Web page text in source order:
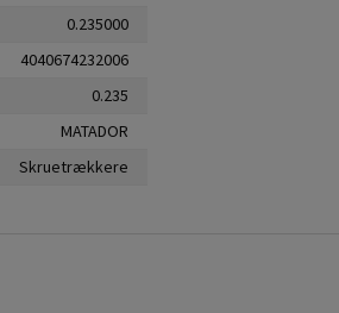
0.235000
4040674232006
0.235
MATADOR
Skruetrækkere